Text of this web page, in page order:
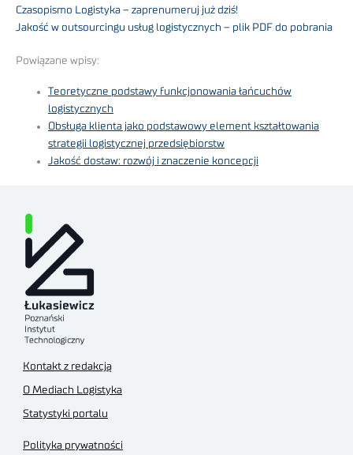
Czasopismo Logistyka – zaprenumeruj już dziś!
Jakość w outsourcingu usług logistycznych – plik PDF do pobrania
Powiązane wpisy:
Teoretyczne podstawy funkcjonowania łańcuchów
logistycznych
Obsługa klienta jako podstawowy element kształtowania
strategii logistycznej przedsiębiorstw
Jakość dostaw: rozwój i znaczenie koncepcji
Kontakt z redakcją
O Mediach Logistyka
Statystyki portalu
Polityka prywatności